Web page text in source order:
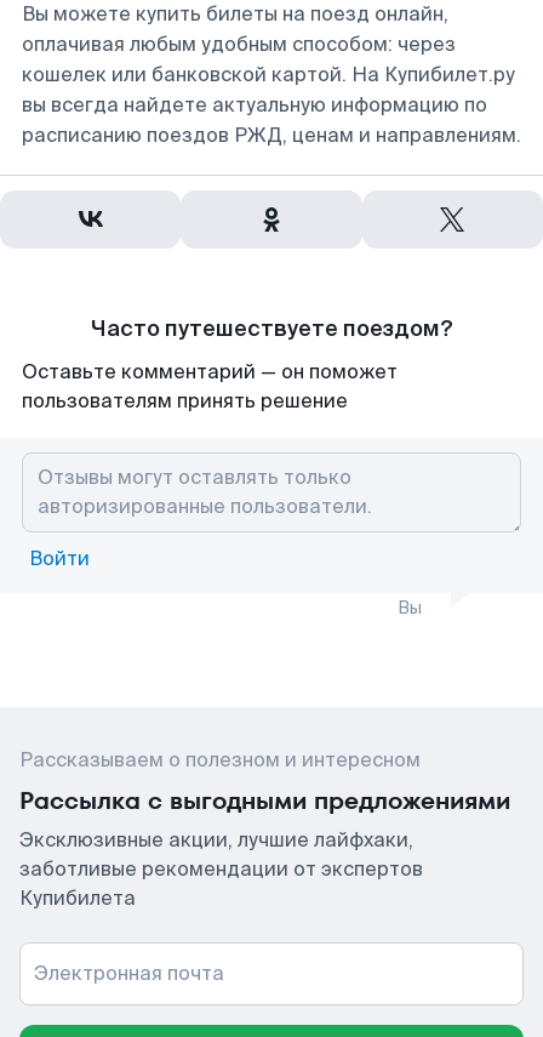
Вы можете купить билеты на поезд онлайн,
оплачивая любым удобным способом: через
кошелек или банковской картой. На Купибилет.ру
вы всегда найдете актуальную информацию по
расписанию поездов РЖД, ценам и направлениям.
Часто путешествуете поездом?
Оставьте комментарий — он поможет
пользователям принять решение
Войти
Вы
Рассказываем о полезном и интересном
Рассылка с выгодными предложениями
Эксклюзивные акции, лучшие лайфхаки,
заботливые рекомендации от экспертов
Купибилета
Электронная почта